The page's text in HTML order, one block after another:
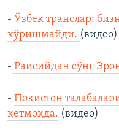
- Ўзбек транслар:
кўришмайди. (видео)
- Раисийдан сўнг
- Покистон
кетмоқда. (видео)